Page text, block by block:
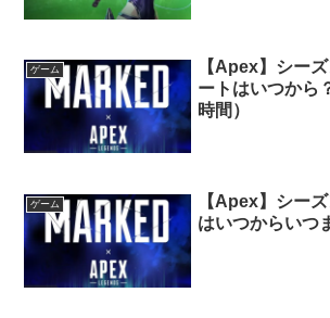
ゲーム
【Apex】シー
ートはいつから
時間）
ゲーム
【Apex】シー
はいつからいつ